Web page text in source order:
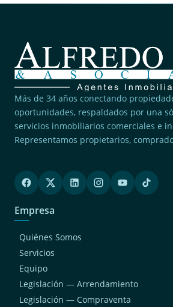
Más de 34 años conectando
oportunidades, respaldados por una
servicios inmobiliarios comerciales e
Representamos propietarios,
Empresa
Quiénes Somos
Servicios
Equipo
Legislación — Arrendamiento
Legislación — Compraventa